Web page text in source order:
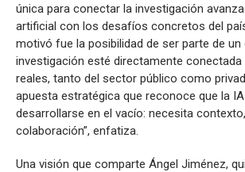
única para conectar la investigación
artificial con los desafíos concretos del
motivó fue la posibilidad de ser parte de
investigación esté directamente
reales, tanto del sector público como
apuesta estratégica que reconoce que la
desarrollarse en el vacío: necesita
colaboración”, enfatiza.
Una visión que comparte Ángel Jiménez,